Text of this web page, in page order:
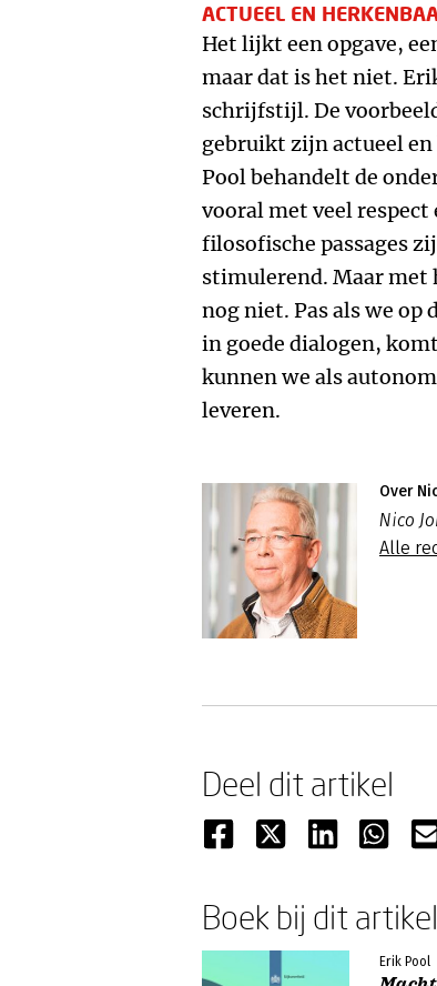
ACTUEEL EN
Het lijkt een opgave,
maar dat is het niet.
schrijfstijl. De
gebruikt zijn actueel
Pool behandelt de
vooral met veel
filosofische passages
stimulerend. Maar met
nog niet. Pas als we op
in goede dialogen,
kunnen we als
leveren.
Over
Nico
Alle
Deel dit artikel
Boek bij dit artikel
Erik Pool